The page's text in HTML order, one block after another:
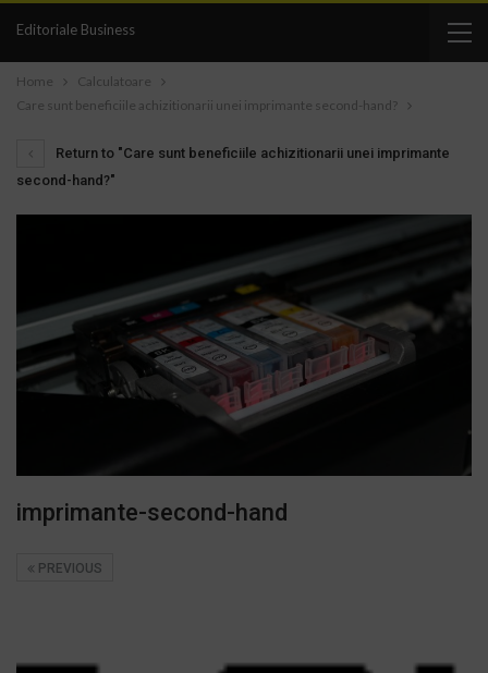
Editoriale Business
Home
Calculatoare
Care sunt beneficiile achizitionarii unei imprimante second-hand?
Return to "Care sunt beneficiile achizitionarii unei imprimante
second-hand?"
imprimante-second-hand
PREVIOUS